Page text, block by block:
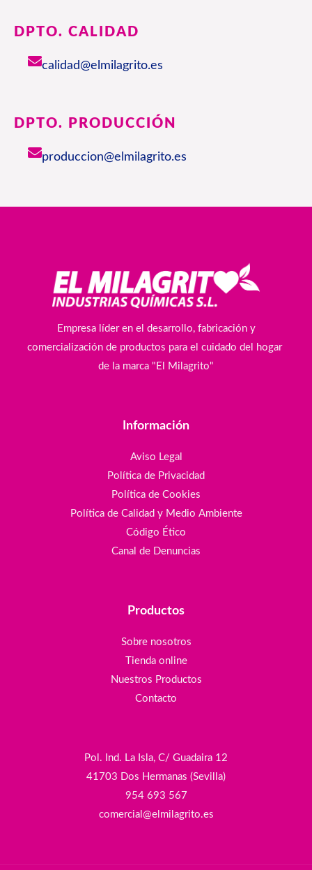
DPTO. CALIDAD
calidad@elmilagrito.es
DPTO. PRODUCCIÓN
produccion@elmilagrito.es
Empresa líder en el desarrollo, fabricación y
comercialización de productos para el cuidado del hogar
de la marca "El Milagrito"
Información
Aviso Legal
Política de Privacidad
Política de Cookies
Política de Calidad y Medio Ambiente
Código Ético
Canal de Denuncias
Productos
Sobre nosotros
Tienda online
Nuestros Productos
Contacto
Pol. Ind. La Isla, C/ Guadaira 12
41703 Dos Hermanas (Sevilla)
954 693 567
comercial@elmilagrito.es